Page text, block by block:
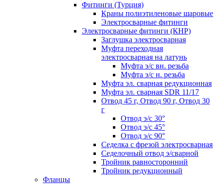
Фитинги (Турция)
Краны полиэтиленовые шаровые
Электросварные фитинги
Электросварные фитинги (КНР)
Заглушка электросварная
Муфта переходная
электросварная на латунь
Муфта э/с вн. резьба
Муфта э/с н. резьба
Муфта эл. cварная редукционная
Муфта эл. сварная SDR 11/17
Отвод 45 г, Отвод 90 г, Отвод 30
г
Отвод э/с 30°
Отвод э/с 45°
Отвод э/с 90°
Седелка с фрезой электросварная
Седелочный отвод э/сварной
Тройник равносторонний
Тройник редукционный
Фланцы